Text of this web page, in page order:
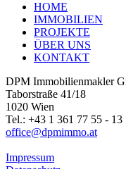
HOME
IMMOBILIEN
PROJEKTE
ÜBER UNS
KONTAKT
DPM Immobilienmakler
Taborstraße 41/18
1020 Wien
Tel.: +43 1 361 77 55 - 13
office@dpmimmo.at
Impressum